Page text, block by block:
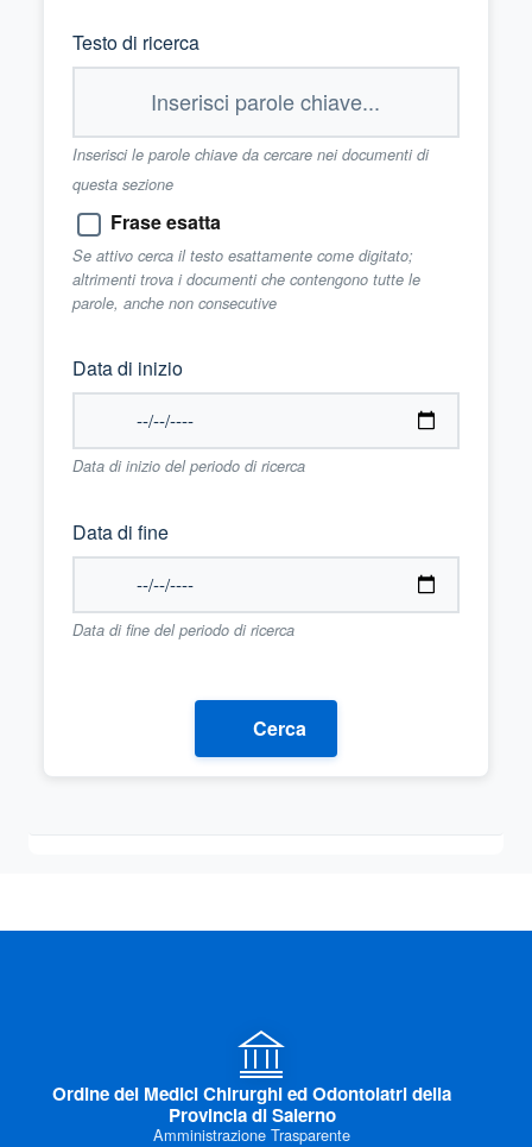
Testo di ricerca
Inserisci le parole chiave da cercare nei documenti di
questa sezione
Frase esatta
Se attivo cerca il testo esattamente come digitato;
altrimenti trova i documenti che contengono tutte le
parole, anche non consecutive
Data di inizio
Data di inizio del periodo di ricerca
Data di fine
Data di fine del periodo di ricerca
Cerca
Ordine dei Medici Chirurghi ed Odontoiatri della
Provincia di Salerno
Amministrazione Trasparente